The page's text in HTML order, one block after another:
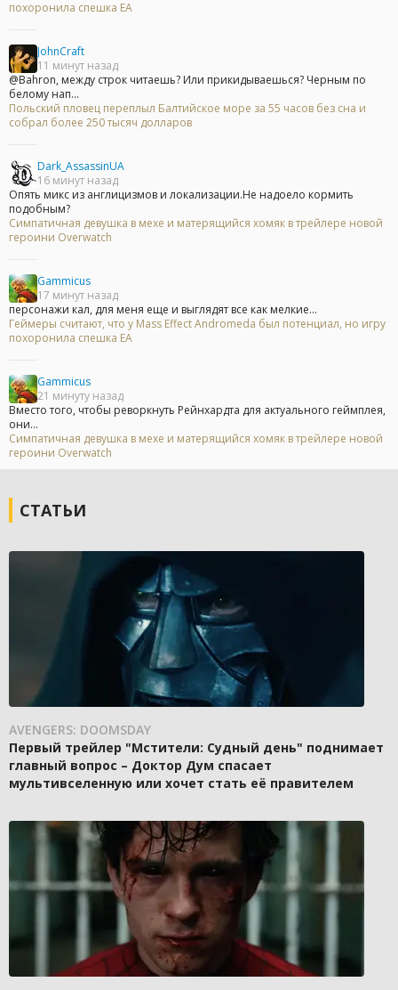
похоронила спешка EA
JohnCraft
11 минут назад
@Bahron, между строк читаешь? Или прикидываешься? Черным по
белому нап...
Польский пловец переплыл Балтийское море за 55 часов без сна и
собрал более 250 тысяч долларов
Dark_AssassinUA
16 минут назад
Опять микс из англицизмов и локализации.Не надоело кормить
подобным?
Симпатичная девушка в мехе и матерящийся хомяк в трейлере новой
героини Overwatch
Gammicus
17 минут назад
персонажи кал, для меня еще и выглядят все как мелкие...
Геймеры считают, что у Mass Effect Andromeda был потенциал, но игру
похоронила спешка EA
Gammicus
21 минуту назад
Вместо того, чтобы реворкнуть Рейнхардта для актуального геймплея,
они...
Симпатичная девушка в мехе и матерящийся хомяк в трейлере новой
героини Overwatch
СТАТЬИ
AVENGERS: DOOMSDAY
Первый трейлер "Мстители: Судный день" поднимает
главный вопрос – Доктор Дум спасает
мультивселенную или хочет стать её правителем